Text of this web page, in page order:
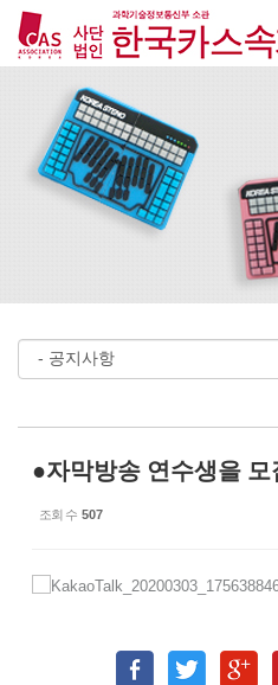
메뉴 건너뛰기
●자막방송 연수생을
조회 수 507